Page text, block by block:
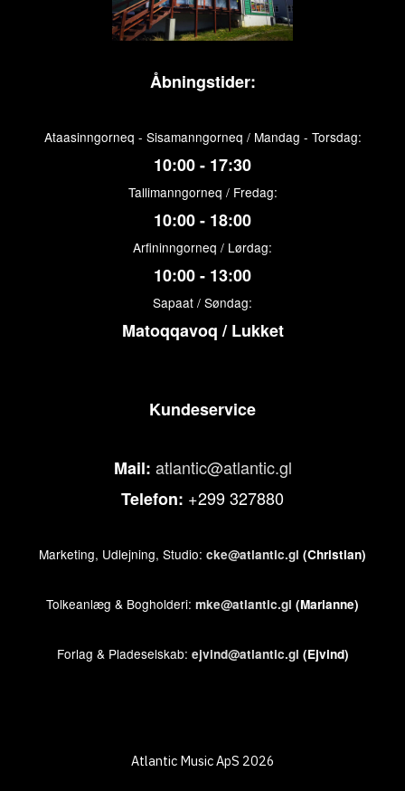
Åbningstider:
Ataasinngorneq - Sisamanngorneq / Mandag - Torsdag:
10:00 - 17:30
Tallimanngorneq / Fredag:
10:00 - 18:00
Arfininngorneq / Lørdag:
10:00 - 13:00
Sapaat / Søndag:
Matoqqavoq / Lukket
Kundeservice
Mail: atlantic@atlantic.gl
Telefon: +299 327880
Marketing, Udlejning, Studio: cke@atlantic.gl (Christian)
Tolkeanlæg & Bogholderi: mke@atlantic.gl (Marianne)
Forlag & Pladeselskab: ejvind@atlantic.gl (Ejvind)
Atlantic Music ApS 2026